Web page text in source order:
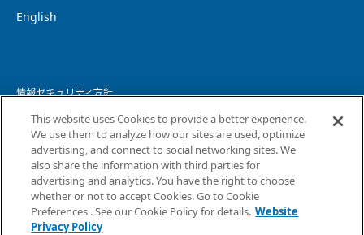
English
情報セキュリティ方針
個人情報保護方針
個人情報の取り扱いについて
ウェブサイトプライバシーポリシー
コピーライト・免責事項
This website uses Cookies to provide a better experience.
We use them to analyze how our sites are used, optimize
advertising, and connect to social networking sites. We
also share the information with third parties for
advertising and analytics. You have the right to choose
whether or not to accept Cookies. Go to Cookie
Preferences . See our Cookie Policy for details. Website
Privacy Policy